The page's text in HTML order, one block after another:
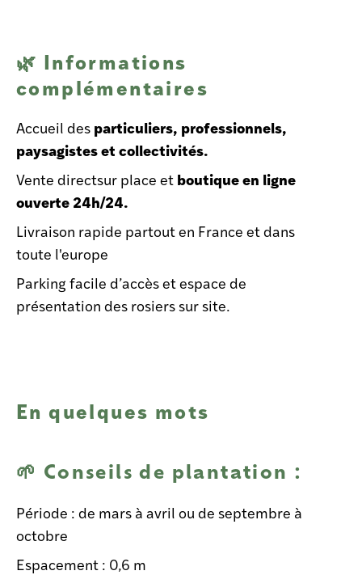
🌿 Informations
complémentaires
Accueil des particuliers, professionnels,
paysagistes et collectivités.
Vente directsur place et boutique en ligne
ouverte 24h/24.
Livraison rapide partout en France et dans
toute l'europe
Parking facile d’accès et espace de
présentation des rosiers sur site.
En quelques mots
🌱 Conseils de plantation :
Période : de mars à avril ou de septembre à
octobre
Espacement : 0,6 m